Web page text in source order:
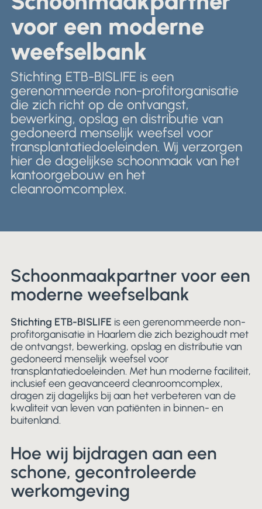
English
voor een moderne
weefselbank
Stichting ETB-BISLIFE is een
gerenommeerde non-profitorganisatie
die zich richt op de ontvangst,
bewerking, opslag en distributie van
gedoneerd menselijk weefsel voor
transplantatiedoeleinden. Wij verzorgen
hier de dagelijkse schoonmaak van het
kantoorgebouw en het
cleanroomcomplex.
Schoonmaakpartner voor een
moderne weefselbank
Stichting ETB-BISLIFE is een gerenommeerde non-
profitorganisatie in Haarlem die zich bezighoudt met
de ontvangst, bewerking, opslag en distributie van
gedoneerd menselijk weefsel voor
transplantatiedoeleinden. Met hun moderne faciliteit,
inclusief een geavanceerd cleanroomcomplex,
dragen zij dagelijks bij aan het verbeteren van de
kwaliteit van leven van patiënten in binnen- en
buitenland.
Hoe wij bijdragen aan een
schone, gecontroleerde
werkomgeving